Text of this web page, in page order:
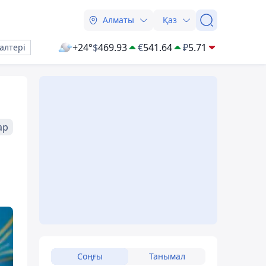
Алматы Қаз
+24°$469.93 €541.64 ₽5.71
Соңғы Танымал